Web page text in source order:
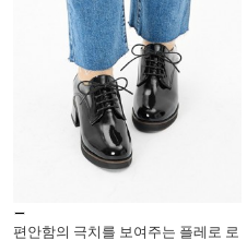
편안함의 극치를 보여주는 플레로 로